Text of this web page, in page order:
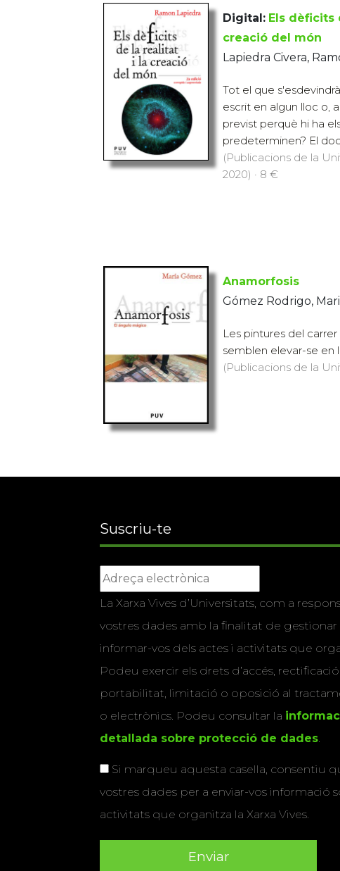
Digital: Els dèficits
creació del món
Lapiedra Civera,
Tot el que
escrit en algun lloc o,
previst perquè hi ha
predeterminen? El
(Publicacions de la
2020) · 8 €
Anamorfosis
Gómez Rodrigo,
Les pintures del
semblen elevar-se en
(Publicacions de la
Suscriu-te
La Xarxa Vives d’Universitats, com a
vostres dades amb la finalitat de gestionar
informar-vos dels actes i activitats que
Podeu exercir els drets d’accés,
portabilitat, limitació o oposició al
o electrònics. Podeu consultar la
detallada sobre protecció de dades
Si marqueu aquesta casella, consentiu
vostres dades per a enviar-vos informació
activitats que organitza la Xarxa Vives.